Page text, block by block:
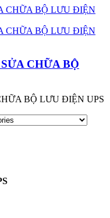
CHỮA BỘ
BỘ LƯU ĐIỆN UPS